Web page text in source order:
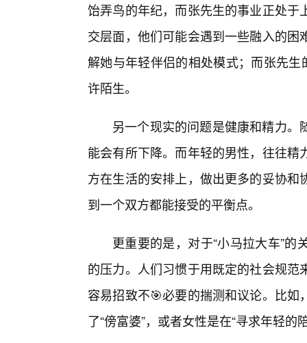
饴弄鸟的年纪，而张先生的事业正处
交层面，他们可能会遇到一些融入的
解她与年轻伴侣的相处模式；而张先
许陌生。
另一个现实的问题是健康和精力
能会有所下降。而年轻的男性，往往
方在生活的安排上，做出更多的妥协
到一个双方都能接受的平衡点。
更重要的是，对于“小马拉大车”
的压力。人们习惯于用既定的社会规
容易招致不🎯必要的揣测和议论。比
了“傍富婆”，或者女性是在“寻求年轻的